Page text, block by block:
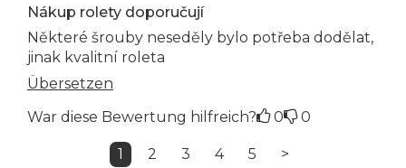
Nákup rolety doporučují
Některé šrouby neseděly bylo potřeba dodělat,
jinak kvalitní roleta
Übersetzen
War diese Bewertung hilfreich?
0 0
1 2 3 4 5 >